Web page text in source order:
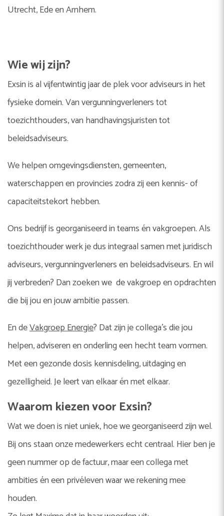
Utrecht, Ede en Arnhem.
Wie wij zijn?
Exsin is al vijfentwintig jaar de plek voor adviseurs in het
fysieke domein. Van vergunningverleners tot
toezichthouders, van handhavingsjuristen tot
beleidsadviseurs.
We helpen omgevingsdiensten, gemeenten,
waterschappen en provincies zodra zij een kennis- of
capaciteitstekort hebben.
Ons bedrijf is georganiseerd in teams én vakgroepen. Als
toezichthouder werk je dus integraal samen met juridisch
adviseurs, vergunningverleners en beleidsadviseurs. En wil
jij verbreden? Dan zoeken we de vakgroep en opdrachten
die bij jou en jouw ambitie passen.
En deVakgroep Energie? Dat zijn je collega’s die jou
helpen, adviseren en onderling een hecht team vormen.
Met een gezonde dosis kennisdeling, uitdaging en
gezelligheid. Je leert van elkaar én met elkaar.
Waarom kiezen voor Exsin?
Wat we doen is niet uniek, hoe we georganiseerd zijn wel.
Bij ons staan onze medewerkers echt centraal. Hier ben je
geen nummer op de factuur, maar een collega met
ambities én een privéleven waar we rekening mee
houden.